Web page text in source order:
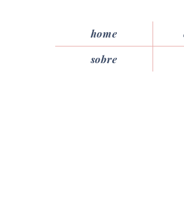
home
sobre